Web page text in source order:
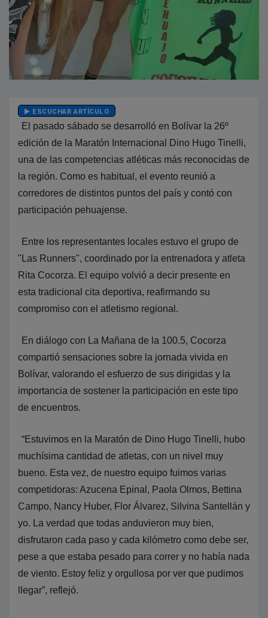
ESCUCHAR ARTÍCULO
El pasado sábado se desarrolló en Bolívar la 26º
edición de la Maratón Internacional Dino Hugo Tinelli,
una de las competencias atléticas más reconocidas de
la región. Como es habitual, el evento reunió a
corredores de distintos puntos del país y contó con
participación pehuajense.
Entre los representantes locales estuvo el grupo de
"Las Runners", coordinado por la entrenadora y atleta
Rita Cocorza. El equipo volvió a decir presente en
esta tradicional cita deportiva, reafirmando su
compromiso con el atletismo regional.
En diálogo con La Mañana de la 100.5, Cocorza
compartió sensaciones sobre la jornada vivida en
Bolívar, valorando el esfuerzo de sus dirigidas y la
importancia de sostener la participación en este tipo
de encuentros.
“Estuvimos en la Maratón de Dino Hugo Tinelli, hubo
muchísima cantidad de atletas, con un nivel muy
bueno. Esta vez, de nuestro equipo fuimos varias
competidoras: Azucena Epinal, Paola Olmos, Bettina
Campo, Nancy Huber, Flor Álvarez, Silvina Santellán y
yo. La verdad que todas anduvieron muy bien,
disfrutaron cada paso y cada kilómetro como debe ser,
pese a que estaba pesado para correr y no había nada
de viento. Estoy feliz y orgullosa por ver que pudimos
llegar”, reflejó.